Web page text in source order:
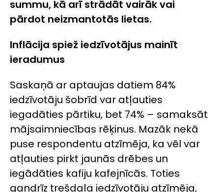
summu, kā arī strādāt vairāk vai
pārdot neizmantotās lietas.
Inflācija spiež iedzīvotājus mainīt
ieradumus
Saskaņā ar aptaujas datiem 84%
iedzīvotāju šobrīd var atļauties
iegadāties pārtiku, bet 74% – samaksāt
mājsaimniecības rēķinus. Mazāk nekā
puse respondentu atzīmēja, ka vēl var
atļauties pirkt jaunās drēbes un
iegādāties kafiju kafejnīcās. Toties
gandrīz trešdaļa iedzīvotāju atzīmēja,